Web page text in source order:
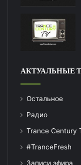
АКТУАЛЬНЫЕ
Остальное
Радио
Trance Century
#TranceFresh
Записи эфира